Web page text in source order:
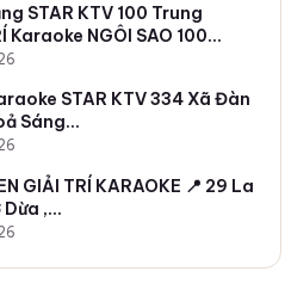
STAR KTV 100 Trung
Karaoke NGÔI SAO 100…
STAR KTV 334 Xã Đàn
Sáng…
GIẢI TRÍ KARAOKE 📍 29 La
Dừa ,…